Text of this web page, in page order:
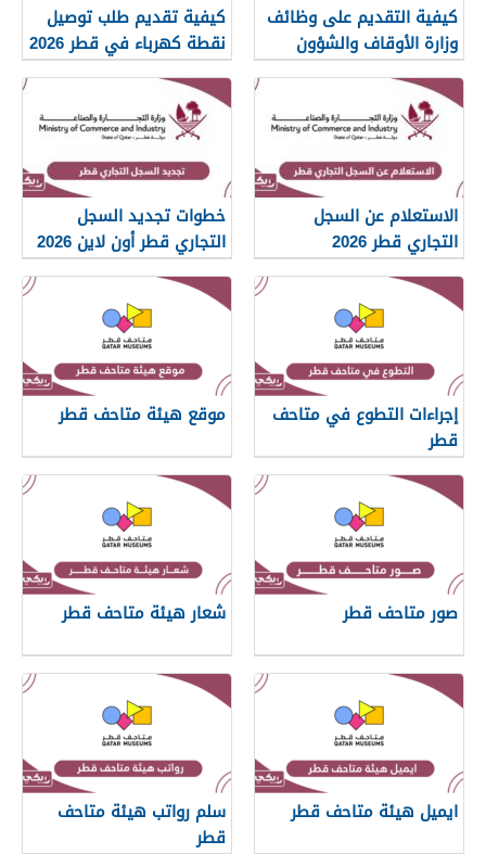
كيفية التقديم على وظائف
وزارة الأوقاف والشؤون
الإسلامية قطر 2026
كيفية تقديم طلب توصيل
نقطة كهرباء في قطر 2026
الاستعلام عن السجل
التجاري قطر 2026
خطوات تجديد السجل
التجاري قطر أون لاين 2026
إجراءات التطوع في متاحف
قطر
موقع هيئة متاحف قطر
صور متاحف قطر شعار هيئة متاحف قطر
ايميل هيئة متاحف قطر
سلم رواتب هيئة متاحف
قطر